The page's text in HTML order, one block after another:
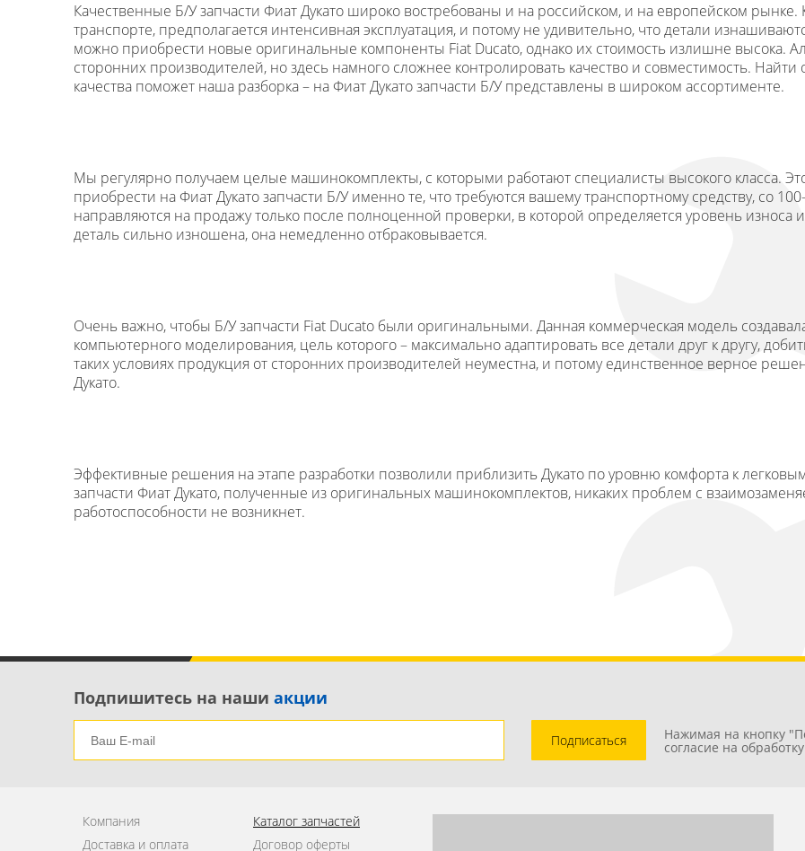
Качественные Б/У запчасти Фиат Дукато широко востребованы и на российском, и на европейском рынке.
транспорте, предполагается интенсивная эксплуатация, и потому не удивительно, что детали
можно приобрести новые оригинальные компоненты Fiat Ducato, однако их стоимость излишне высока.
сторонних производителей, но здесь намного сложнее контролировать качество и совместимость.
качества поможет наша разборка – на Фиат Дукато запчасти Б/У представлены в широком ассортименте.
Мы регулярно получаем целые машинокомплекты, с которыми работают специалисты высокого класса.
приобрести на Фиат Дукато запчасти Б/У именно те, что требуются вашему транспортному средству, со
направляются на продажу только после полноценной проверки, в которой определяется уровень
деталь сильно изношена, она немедленно отбраковывается.
Очень важно, чтобы Б/У запчасти Fiat Ducato были оригинальными. Данная коммерческая модель
компьютерного моделирования, цель которого – максимально адаптировать все детали друг к другу,
таких условиях продукция от сторонних производителей неуместна, и потому единственное верное
Дукато.
Эффективные решения на этапе разработки позволили приблизить Дукато по уровню комфорта к
запчасти Фиат Дукато, полученные из оригинальных машинокомплектов, никаких проблем с
работоспособности не возникнет.
Подпишитесь на наши акции
Подписаться Нажимая на кнопку
согласие на обработку
Компания
Доставка и оплата
Каталог запчастей
Договор оферты